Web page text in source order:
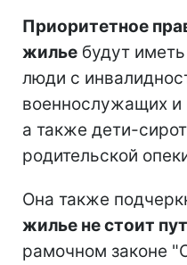
Приоритетное
жилье будут
люди с
военнослужащих и
а также дети-
родительской
Она также
жилье не стоит
рамочном законе